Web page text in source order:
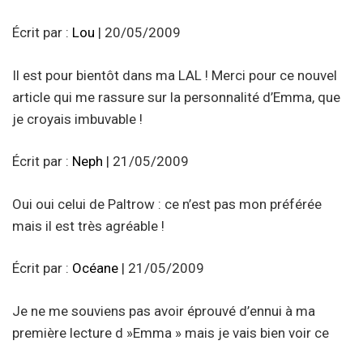
Écrit par : Lou | 20/05/2009
Il est pour bientôt dans ma LAL ! Merci pour ce nouvel
article qui me rassure sur la personnalité d’Emma, que
je croyais imbuvable !
Écrit par : Neph | 21/05/2009
Oui oui celui de Paltrow : ce n’est pas mon préférée
mais il est très agréable !
Écrit par : Océane | 21/05/2009
Je ne me souviens pas avoir éprouvé d’ennui à ma
première lecture d »Emma » mais je vais bien voir ce